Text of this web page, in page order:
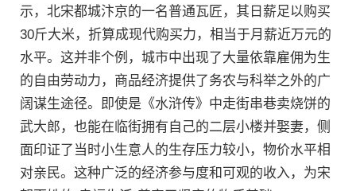
示，北宋都城汴京的一名普通瓦匠，其日薪足以购买
30斤大米，折算成现代购买力，相当于月薪近万元的
水平。这并非个例，城市中出现了大量依靠雇佣为生
的自由劳动力，商品经济提供了务农与科举之外的广
阔谋生途径。即使是《水浒传》中走街串巷卖烧饼的
武大郎，也能在临街拥有自己的二层小楼并娶妻，侧
面印证了当时小生意人的生存压力较小，物价水平相
对亲民。这种广泛的经济参与度和可观的收入，为宋